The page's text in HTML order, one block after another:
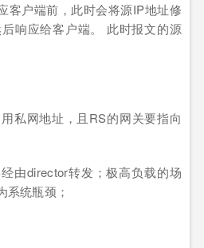
客户端前，此时会将源IP地址修
响应给客户端。 此时报文的源
私网地址，且RS的网关要指向
由director转发；极高负载的场
系统瓶颈；